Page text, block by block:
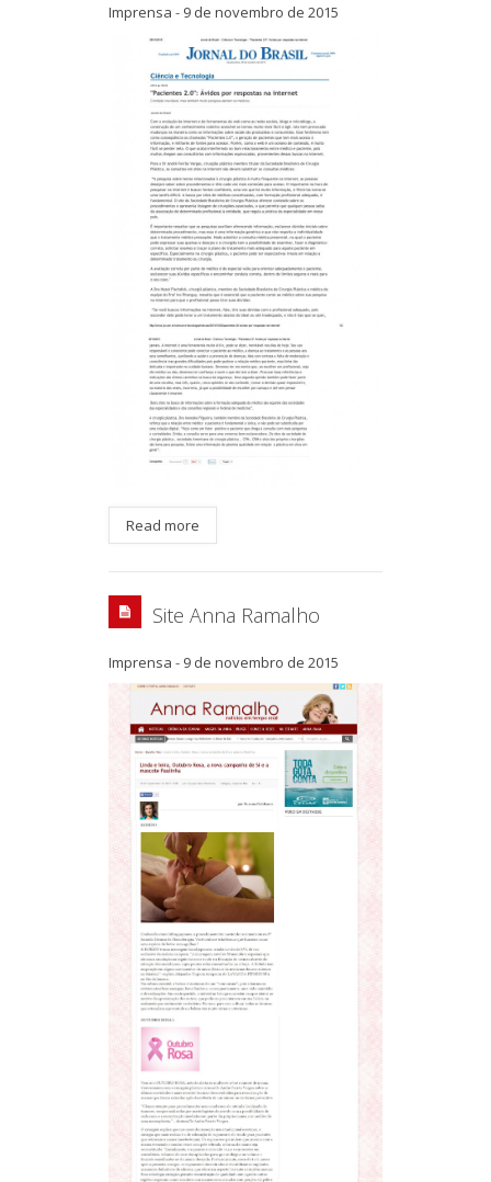
Imprensa - 9 de novembro de 2015
Read more
Site Anna Ramalho
Imprensa - 9 de novembro de 2015